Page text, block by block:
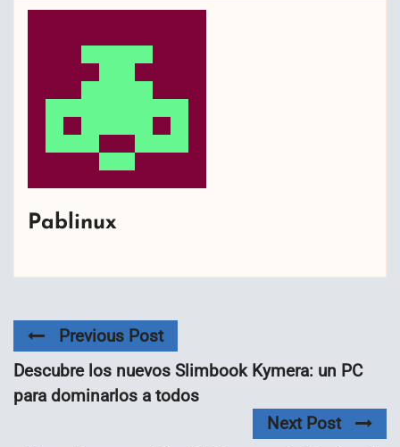
Pablinux
Previous Post
Descubre los nuevos Slimbook Kymera: un PC
para dominarlos a todos
Next Post